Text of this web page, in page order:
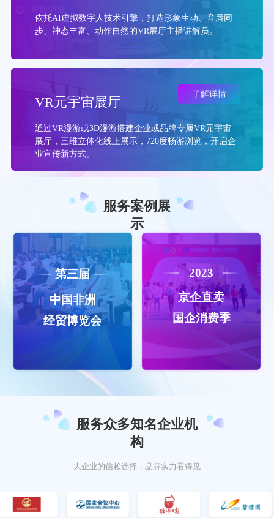
依托AI虚拟数字人技术引擎，打造形象生动、音唇同
步、神态丰富、动作自然的VR展厅主播讲解员。
VR元宇宙展厅
通过VR漫游或3D漫游搭建企业或品牌专属VR元宇宙
展厅，三维立体化线上展示，720度畅游浏览，开启企
业宣传新方式。
了解详情
服务案例展
示
第三届
中国非洲
经贸博览会
2023
京企直卖
国企消费季
服务众多知名企业机
构
大企业的信赖选择，品牌实力看得见